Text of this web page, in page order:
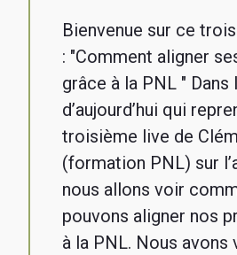
Bienvenue sur ce
: "Comment aligner
grâce à la PNL " Dans
d’aujourd’hui qui
troisième live de
(formation PNL) sur
nous allons voir
pouvons aligner nos
à la PNL. Nous avons